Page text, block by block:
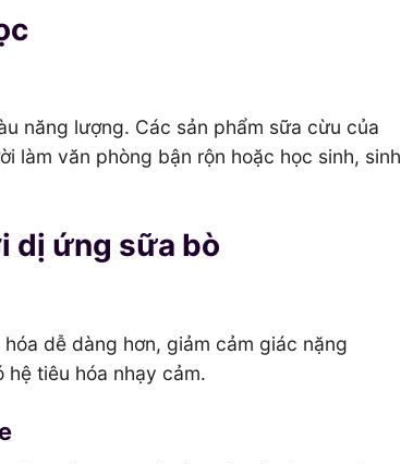
năng lượng. Các sản phẩm sữa cừu của
làm văn phòng bận rộn hoặc học sinh, sinh
dị ứng sữa bò
dễ dàng hơn, giảm cảm giác nặng
tiêu hóa nhạy cảm.